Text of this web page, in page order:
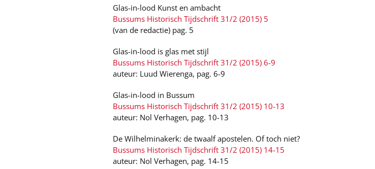
Glas-in-lood Kunst en ambacht
Bussums Historisch Tijdschrift 31/2 (2015) 5
(van de redactie) pag. 5
Glas-in-lood is glas met stijl
Bussums Historisch Tijdschrift 31/2 (2015) 6-9
auteur: Luud Wierenga, pag. 6-9
Glas-in-lood in Bussum
Bussums Historisch Tijdschrift 31/2 (2015) 10-13
auteur: Nol Verhagen, pag. 10-13
De Wilhelminakerk: de twaalf apostelen. Of toch niet?
Bussums Historisch Tijdschrift 31/2 (2015) 14-15
auteur: Nol Verhagen, pag. 14-15